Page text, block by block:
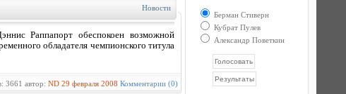
Новости
Раппапорт обеспокоен возможной
обладателя чемпионского титула
3661 автор: ND 29 февраля 2008 Комментарии (0)
Берман Стиверн
Кубрат Пулев
Александр Поветкин